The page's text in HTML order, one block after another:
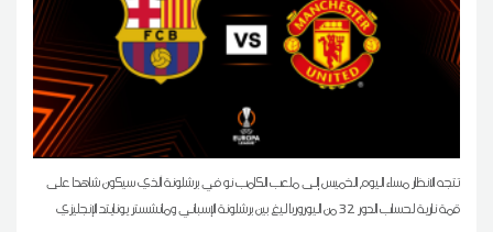
تتجه الانظار مساء اليوم الخميس إلى ملعب الكامب نو في برشلونة آلذي سيكون شاهدا على
قمة نارية لحساب الدور 32 من اليوروربا ليغ بين برشلونة الإسباني ومانشستر يونايتد الإنجليزي